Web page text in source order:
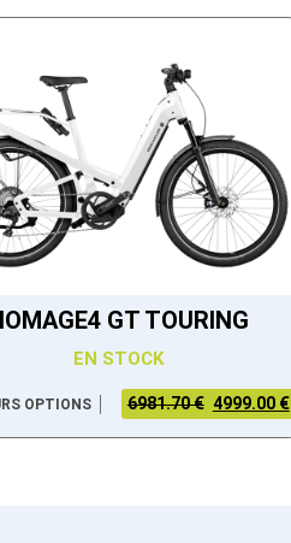
GT TOURING
EN STOCK
OPTIONS 6981.70 € 4999.00 €